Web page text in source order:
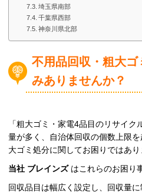
埼玉県南部
千葉県西部
神奈川県北部
不用品回収・粗大
みありませんか？
「粗大ゴミ・家電4品目のリサイ
量が多く、自治体回収の個数上限
大ゴミ処分に関してお困りではあり
当社 ブレインズはこれらのお困り
回収品目は幅広く設定し、回収量